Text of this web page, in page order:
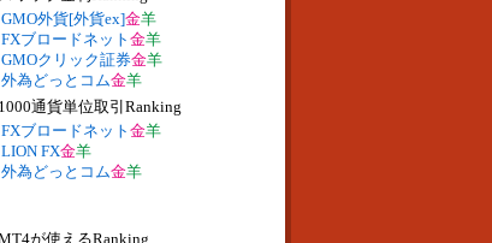
GMO外貨[外貨ex]金羊
FXブロードネット 金羊
GMOクリック証券金羊
外為どっとコム金羊
FXブロードネット 金羊
LION FX金羊
外為どっとコム金羊